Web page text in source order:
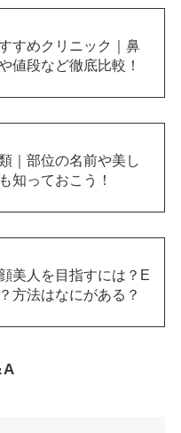
すめクリニック｜鼻
値段など徹底比較！
｜部位の名前や美し
知っておこう！
美人を目指すには？E
方法はなにがある？
A